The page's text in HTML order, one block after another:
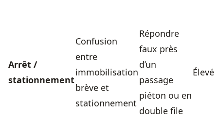
Arrêt /
stationnement
Confusion
entre
immobilisation
brève et
stationnement
Répondre
faux près
d’un
passage
piéton ou en
double file
Élevé